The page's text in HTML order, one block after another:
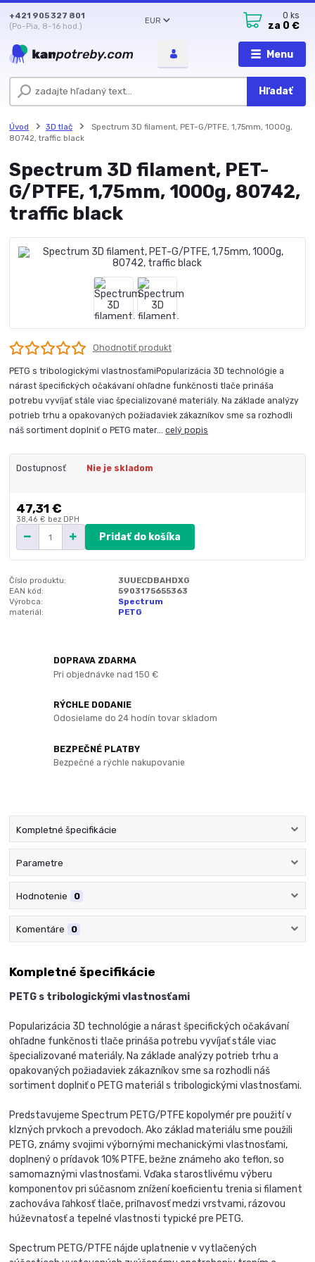
Menu
EUR
Hľadať
+421 905 327 801
(Po-Pia, 8-16 hod.)
0 ks
za 0 €
Úvod 3D tlač
Spectrum 3D filament, PET-G/PTFE, 1,75mm, 1000g,
80742, traffic black
Spectrum 3D filament, PET-
G/PTFE, 1,75mm, 1000g, 80742,
traffic black
Ohodnotiť produkt
PETG s tribologickými vlastnosťamiPopularizácia 3D technológie a
nárast špecifických očakávaní ohľadne funkčnosti tlače prináša
potrebu vyvíjať stále viac špecializované materiály. Na základe analýzy
potrieb trhu a opakovaných požiadaviek zákazníkov sme sa rozhodli
náš sortiment doplniť o PETG mater...celý popis
Dostupnosť Nie je skladom
47,31 €
38,46 € bez DPH
Pridať do košíka
Číslo produktu:
3UUECDBAHDXG
EAN kód:
5903175655363
Výrobca:
Spectrum
materiál:
PETG
DOPRAVA ZDARMA
Pri objednávke nad 150 €
RÝCHLE DODANIE
Odosielame do 24 hodín tovar skladom
BEZPEČNÉ PLATBY
Bezpečné a rýchle nakupovanie
Kompletné špecifikácie
Parametre
Hodnotenie 0
Komentáre 0
Kompletné špecifikácie
PETG s tribologickými vlastnosťami
Popularizácia 3D technológie a nárast špecifických očakávaní
ohľadne funkčnosti tlače prináša potrebu vyvíjať stále viac
špecializované materiály. Na základe analýzy potrieb trhu a
opakovaných požiadaviek zákazníkov sme sa rozhodli náš
sortiment doplniť o PETG materiál s tribologickými vlastnosťami.
Predstavujeme Spectrum PETG/PTFE kopolymér pre použití v
klzných prvkoch a prevodoch. Ako základ materiálu sme použili
PETG, známy svojimi výbornými mechanickými vlastnosťami,
doplnený o prídavok 10% PTFE, bežne známeho ako teflon, so
samomaznými vlastnosťami. Vďaka starostlivému výberu
komponentov pri súčasnom znížení koeficientu trenia si filament
zachováva ľahkosť tlače, priľnavosť medzi vrstvami, rázovou
húževnatosť a tepelné vlastnosti typické pre PETG.
Spectrum PETG/PTFE nájde uplatnenie v vytlačených